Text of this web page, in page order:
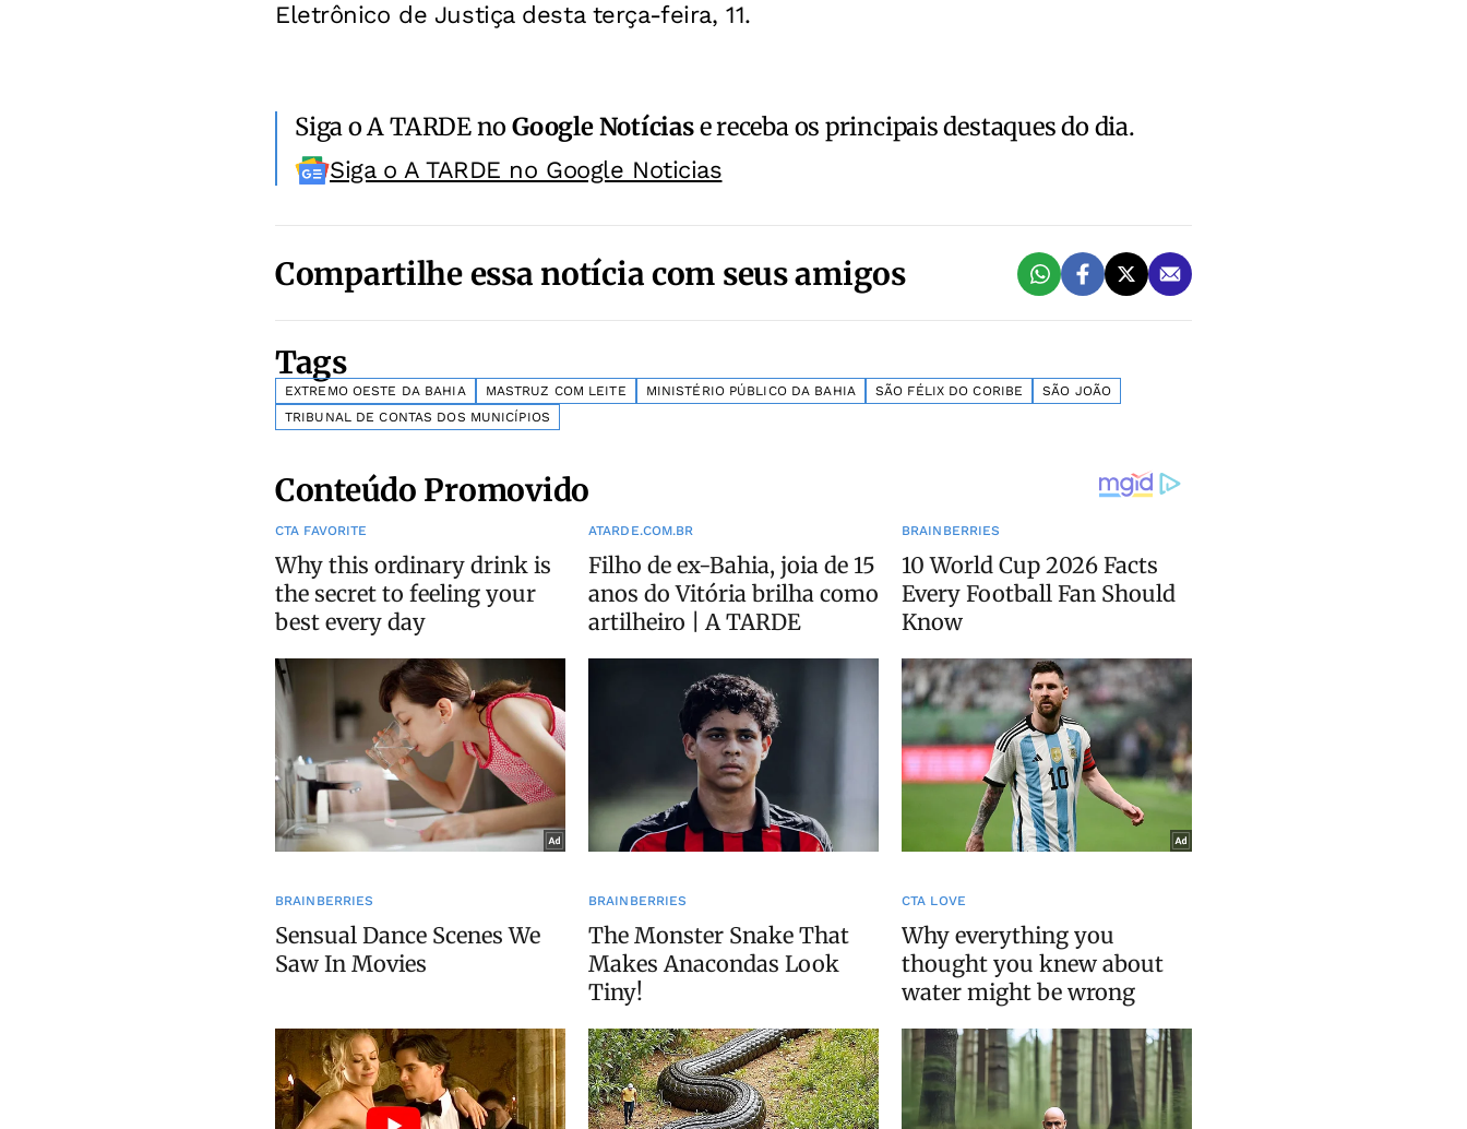
Eletrônico de Justiça desta terça-feira, 11.
Siga o A TARDE noGoogle Notíciase receba os principais destaques do dia.
Siga o A TARDE no Google Noticias
Compartilhe essa notícia com seus amigos
Tags
EXTREMO OESTE DA BAHIA MASTRUZ COM LEITE MINISTÉRIO PÚBLICO DA BAHIA SÃO FÉLIX DO CORIBE
SÃO JOÃO
TRIBUNAL DE CONTAS DOS MUNICÍPIOS